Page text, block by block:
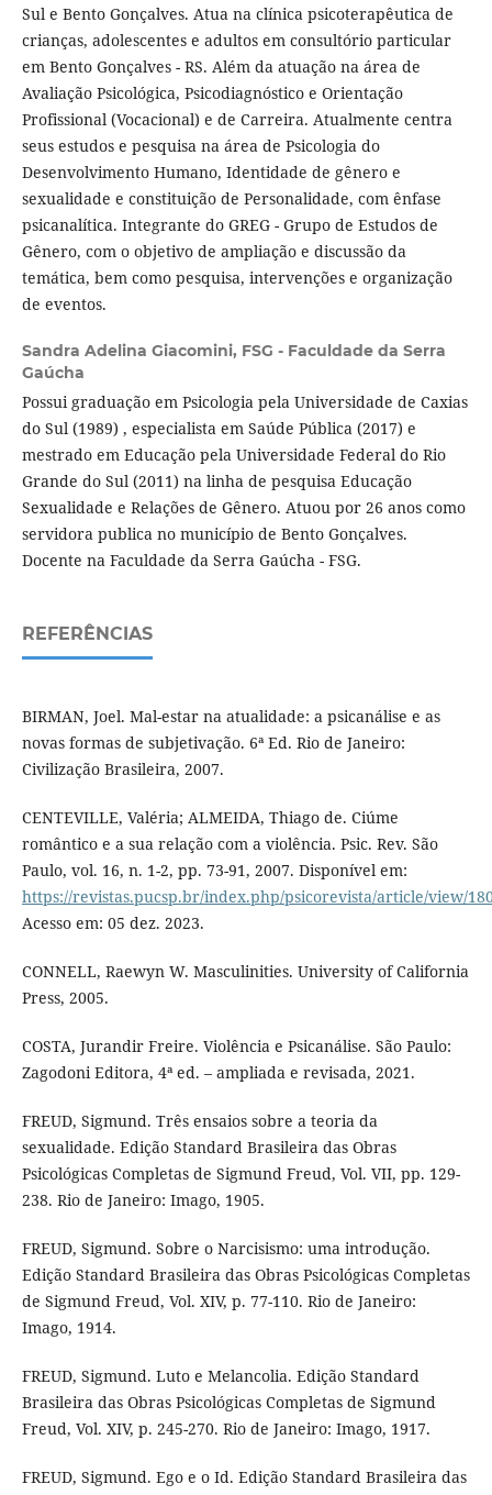
Sul e Bento Gonçalves. Atua na clínica psicoterapêutica de
crianças, adolescentes e adultos em consultório particular
em Bento Gonçalves - RS. Além da atuação na área de
Avaliação Psicológica, Psicodiagnóstico e Orientação
Profissional (Vocacional) e de Carreira. Atualmente centra
seus estudos e pesquisa na área de Psicologia do
Desenvolvimento Humano, Identidade de gênero e
sexualidade e constituição de Personalidade, com ênfase
psicanalítica. Integrante do GREG - Grupo de Estudos de
Gênero, com o objetivo de ampliação e discussão da
temática, bem como pesquisa, intervenções e organização
de eventos.
Sandra Adelina Giacomini, FSG - Faculdade da Serra
Gaúcha
Possui graduação em Psicologia pela Universidade de Caxias
do Sul (1989) , especialista em Saúde Pública (2017) e
mestrado em Educação pela Universidade Federal do Rio
Grande do Sul (2011) na linha de pesquisa Educação
Sexualidade e Relações de Gênero. Atuou por 26 anos como
servidora publica no município de Bento Gonçalves.
Docente na Faculdade da Serra Gaúcha - FSG.
REFERÊNCIAS
BIRMAN, Joel. Mal-estar na atualidade: a psicanálise e as
novas formas de subjetivação. 6ª Ed. Rio de Janeiro:
Civilização Brasileira, 2007.
CENTEVILLE, Valéria; ALMEIDA, Thiago de. Ciúme
romântico e a sua relação com a violência. Psic. Rev. São
Paulo, vol. 16, n. 1-2, pp. 73-91, 2007. Disponível em:
https://revistas.pucsp.br/index.php/psicorevista/article/view/
Acesso em: 05 dez. 2023.
CONNELL, Raewyn W. Masculinities. University of California
Press, 2005.
COSTA, Jurandir Freire. Violência e Psicanálise. São Paulo:
Zagodoni Editora, 4ª ed. – ampliada e revisada, 2021.
FREUD, Sigmund. Três ensaios sobre a teoria da
sexualidade. Edição Standard Brasileira das Obras
Psicológicas Completas de Sigmund Freud, Vol. VII, pp. 129-
238. Rio de Janeiro: Imago, 1905.
FREUD, Sigmund. Sobre o Narcisismo: uma introdução.
Edição Standard Brasileira das Obras Psicológicas Completas
de Sigmund Freud, Vol. XIV, p. 77-110. Rio de Janeiro:
Imago, 1914.
FREUD, Sigmund. Luto e Melancolia. Edição Standard
Brasileira das Obras Psicológicas Completas de Sigmund
Freud, Vol. XIV, p. 245-270. Rio de Janeiro: Imago, 1917.
FREUD, Sigmund. Ego e o Id. Edição Standard Brasileira das